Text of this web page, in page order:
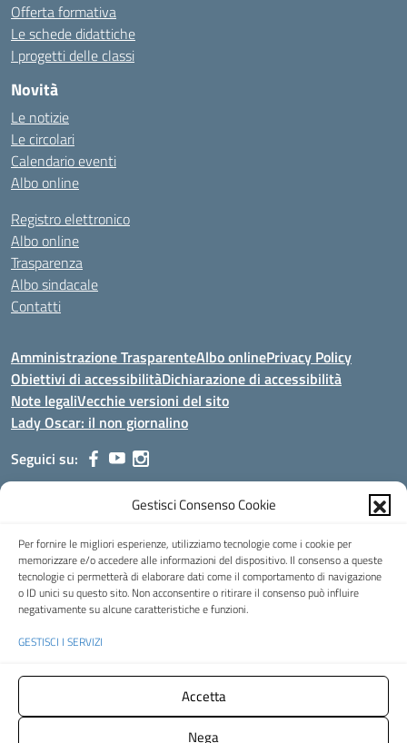
Gestisci Consenso Cookie
Per fornire le migliori esperienze, utilizziamo tecnologie come i cookie per
memorizzare e/o accedere alle informazioni del dispositivo. Il consenso a queste
tecnologie ci permetterà di elaborare dati come il comportamento di navigazione
o ID unici su questo sito. Non acconsentire o ritirare il consenso può influire
negativamente su alcune caratteristiche e funzioni.
GESTISCI I SERVIZI
Accetta
Nega
Offerta formativa
Le schede didattiche
I progetti delle classi
Novità
Le notizie
Le circolari
Calendario eventi
Albo online
Registro elettronico
Albo online
Trasparenza
Albo sindacale
Contatti
Amministrazione TrasparenteAlbo onlinePrivacy Policy
Obiettivi di accessibilitàDichiarazione di accessibilità
Note legaliVecchie versioni del sito
Lady Oscar: il non giornalino
Seguici su:
Viale Aldo Moro, 51 - 24021 Albino (Bg)
Posta elettronica certificata (PEC):bgis00900b@pec.istruzione.it
Codice fiscale: 95002390169
Codice meccanografico:BGIS00900B
Codice unico di fatturazione (CUF): UFMHLX
Spazio web concesso in uso gratuito daWeb3king, via Pertini 8 ALBINO